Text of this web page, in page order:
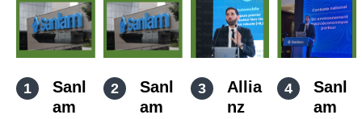
Sanl
am
Sanl
am
Allia
nz
Sanl
am